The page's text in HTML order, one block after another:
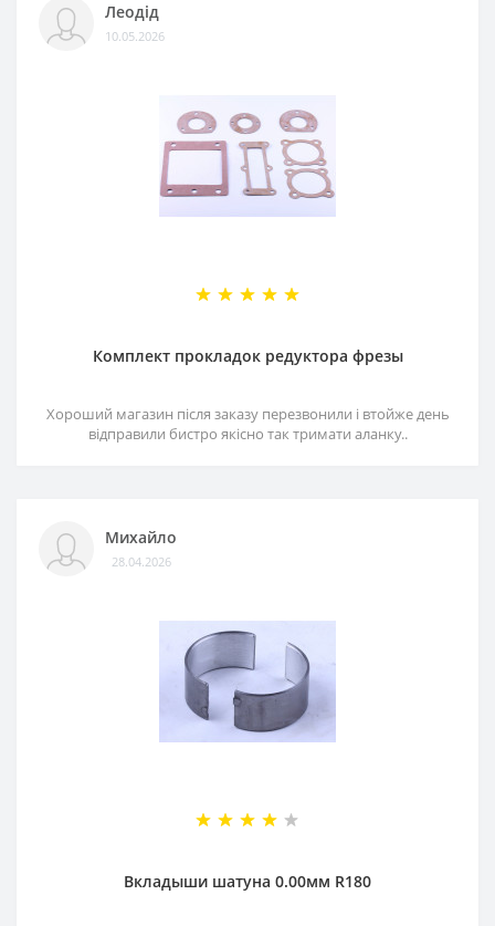
Леодід
10.05.2026
Комплект прокладок редуктора фрезы
Хороший магазин після заказу перезвонили і втойже день
відправили бистро якісно так тримати аланку..
Михайло
28.04.2026
Вкладыши шатуна 0.00мм R180